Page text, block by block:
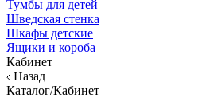
Тумбы для детей
Шведская стенка
Шкафы детские
Ящики и короба
Кабинет
Назад
Каталог/Кабинет